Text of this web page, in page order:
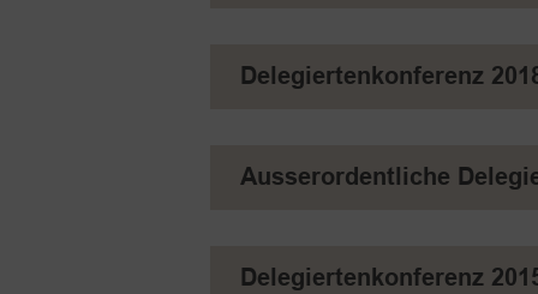
Delegiertenkonferenz
Ausserordentliche
Delegiertenkonferenz